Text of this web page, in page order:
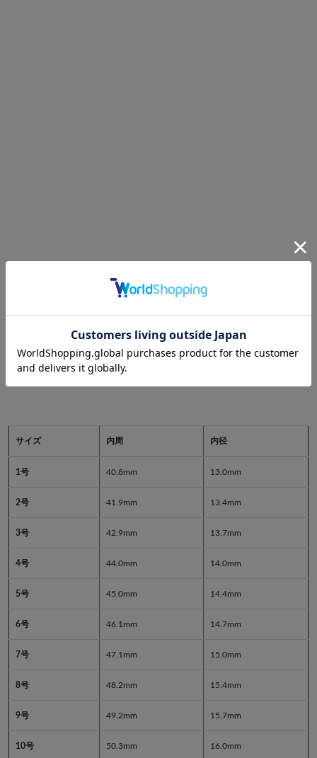
サイズ 内周 内径
1号 40.8mm 13.0mm
2号 41.9mm 13.4mm
3号 42.9mm 13.7mm
4号 44.0mm 14.0mm
5号 45.0mm 14.4mm
6号 46.1mm 14.7mm
7号 47.1mm 15.0mm
8号 48.2mm 15.4mm
9号 49.2mm 15.7mm
10号 50.3mm 16.0mm